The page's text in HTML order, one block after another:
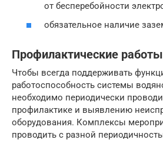
от бесперебойности
обязательное наличие
Профилактические работы
Чтобы всегда поддерживать
работоспособность системы
необходимо периодически
профилактике и выявлению
оборудования. Комплексы
проводить с разной